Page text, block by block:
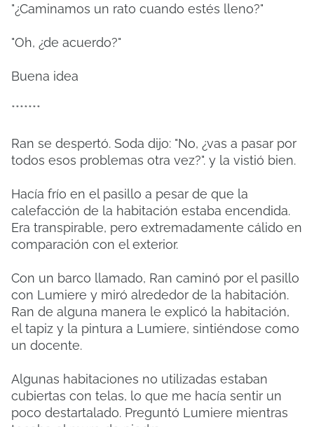
"¿Caminamos un rato cuando estés lleno?"
"Oh, ¿de acuerdo?"
Buena idea
*******
Ran se despertó. Soda dijo: "No, ¿vas a pasar por
todos esos problemas otra vez?". y la vistió bien.
Hacía frío en el pasillo a pesar de que la
calefacción de la habitación estaba encendida.
Era transpirable, pero extremadamente cálido en
comparación con el exterior.
Con un barco llamado, Ran caminó por el pasillo
con Lumiere y miró alrededor de la habitación.
Ran de alguna manera le explicó la habitación,
el tapiz y la pintura a Lumiere, sintiéndose como
un docente.
Algunas habitaciones no utilizadas estaban
cubiertas con telas, lo que me hacía sentir un
poco destartalado. Preguntó Lumiere mientras